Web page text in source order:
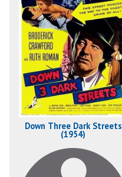
Down Three Dark Streets
(1954)